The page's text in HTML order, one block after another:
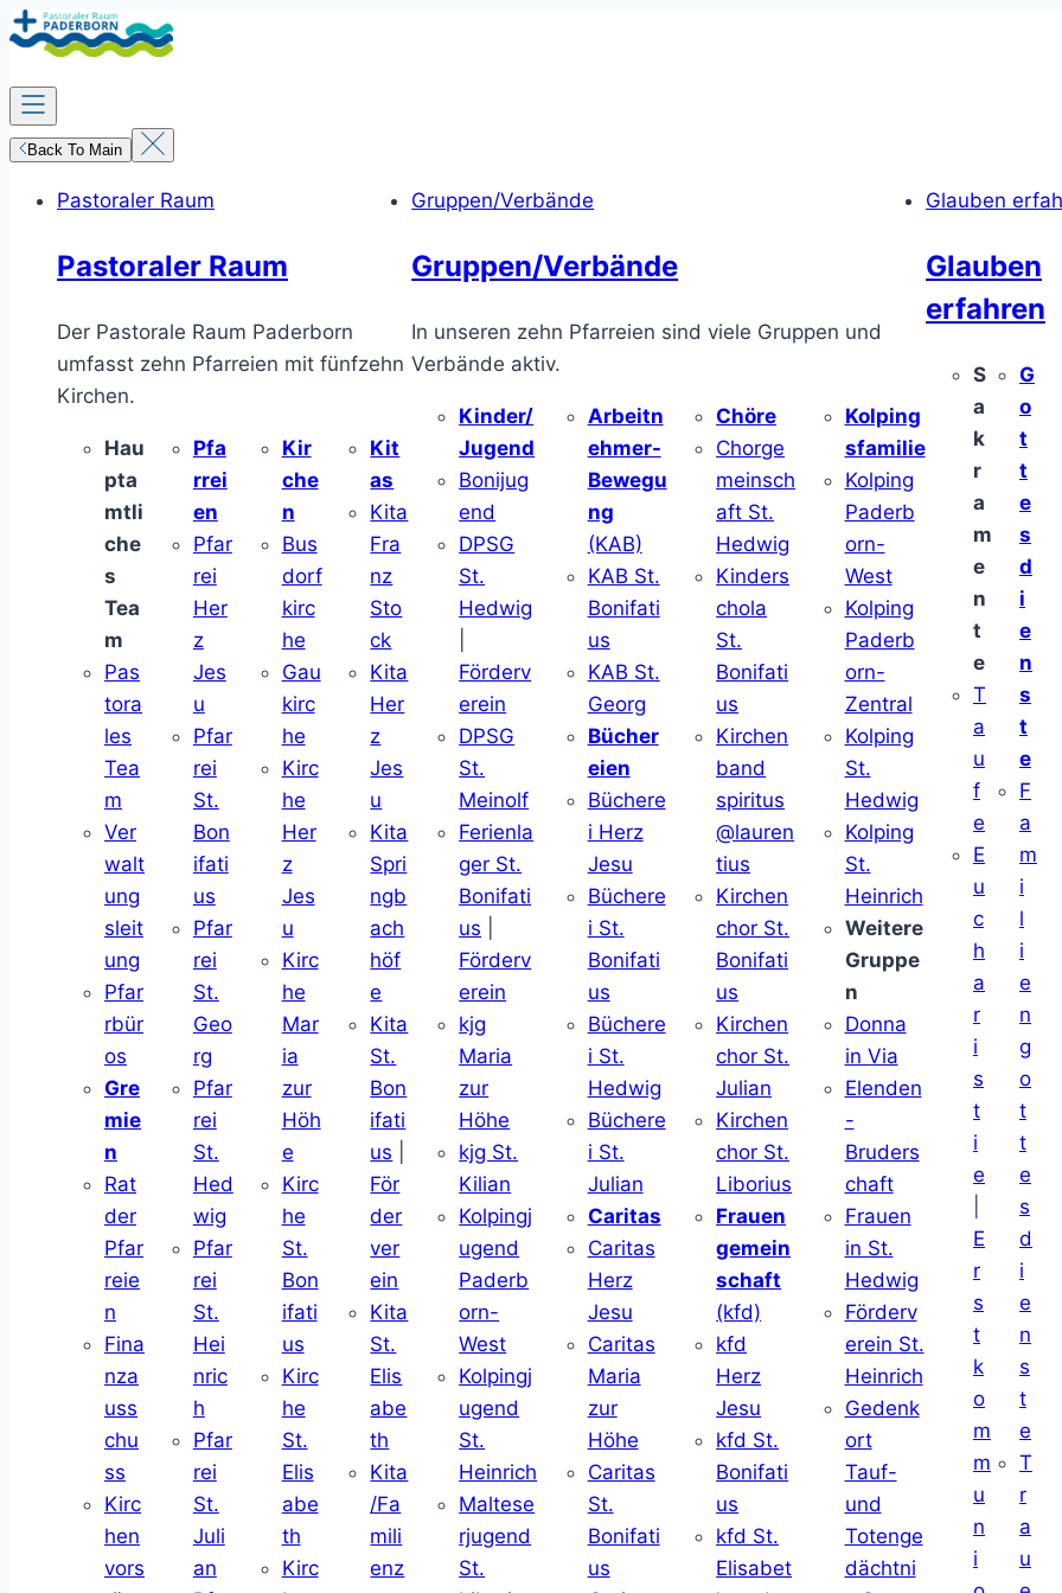
Zum
Inhalt
springen
Back To Main
Pastoraler Raum
Pastoraler Raum
Der Pastorale Raum Paderborn
umfasst zehn Pfarreien mit fünfzehn
Kirchen.
Hau
pta
mtli
che
s
Tea
m
Pas
tora
les
Tea
m
Ver
walt
ung
sleit
ung
Pfar
rbür
os
Gre
mie
n
Rat
der
Pfar
reie
n
Fina
nza
uss
chu
ss
Kirc
hen
vors
Pfa
rrei
en
Pfar
rei
Her
z
Jes
u
Pfar
rei
St.
Bon
ifati
us
Pfar
rei
St.
Geo
rg
Pfar
rei
St.
Hed
wig
Pfar
rei
St.
Hei
nric
h
Pfar
rei
St.
Juli
an
Kir
che
n
Bus
dorf
kirc
he
Gau
kirc
he
Kirc
he
Her
z
Jes
u
Kirc
he
Mar
ia
zur
Höh
e
Kirc
he
St.
Bon
ifati
us
Kirc
he
St.
Elis
abe
th
Kirc
Kit
as
Kita
Fra
nz
Sto
ck
Kita
Her
z
Jes
u
Kita
Spri
ngb
ach
höf
e
Kita
St.
Bon
ifati
us
För
der
ver
ein
Kita
St.
Elis
abe
th
Kita
/Fa
mili
enz
Gruppen/Verbände
Gruppen/Verbände
In unseren zehn Pfarreien sind viele Gruppen und
Verbände aktiv.
Kinder/
Jugend
Bonijug
end
DPSG
St.
Hedwig
Förderv
erein
DPSG
St.
Meinolf
Ferienla
ger St.
Bonifati
us
Förderv
erein
kjg
Maria
zur
Höhe
kjg St.
Kilian
Kolpingj
ugend
Paderb
orn-
West
Kolpingj
ugend
St.
Heinrich
Maltese
rjugend
St.
Arbeitn
ehmer-
Bewegu
ng
(KAB)
KAB St.
Bonifati
us
KAB St.
Georg
Bücher
eien
Büchere
i Herz
Jesu
Büchere
i St.
Bonifati
us
Büchere
i St.
Hedwig
Büchere
i St.
Julian
Caritas
Caritas
Herz
Jesu
Caritas
Maria
zur
Höhe
Caritas
St.
Bonifati
us
Chöre
Chorge
meinsch
aft St.
Hedwig
Kinders
chola
St.
Bonifati
us
Kirchen
band
spiritus
@lauren
tius
Kirchen
chor St.
Bonifati
us
Kirchen
chor St.
Julian
Kirchen
chor St.
Liborius
Frauen
gemein
schaft
(kfd)
kfd
Herz
Jesu
kfd St.
Bonifati
us
kfd St.
Elisabet
Kolping
sfamilie
Kolping
Paderb
orn-
West
Kolping
Paderb
orn-
Zentral
Kolping
St.
Hedwig
Kolping
St.
Heinrich
Weitere
Gruppe
n
Donna
in Via
Elenden
-
Bruders
chaft
Frauen
in St.
Hedwig
Förderv
erein St.
Heinrich
Gedenk
ort
Tauf-
und
Totenge
dächtni
Glauben
Glauben
erfahren
S
a
k
r
a
m
e
n
t
e
T
a
u
f
e
E
u
c
h
a
r
i
s
t
i
e
E
r
s
t
k
o
m
m
u
n
i
G
o
t
t
e
s
d
i
e
n
s
t
e
F
a
m
i
l
i
e
n
g
o
t
t
e
s
d
i
e
n
s
t
e
T
r
a
u